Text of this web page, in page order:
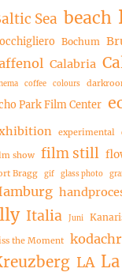
Sea beach
Bochum
Calabria
coffee colours
Park Film Center
experimental
show film still
Bragg gif glass photo
Italia Juni
the Moment
LA